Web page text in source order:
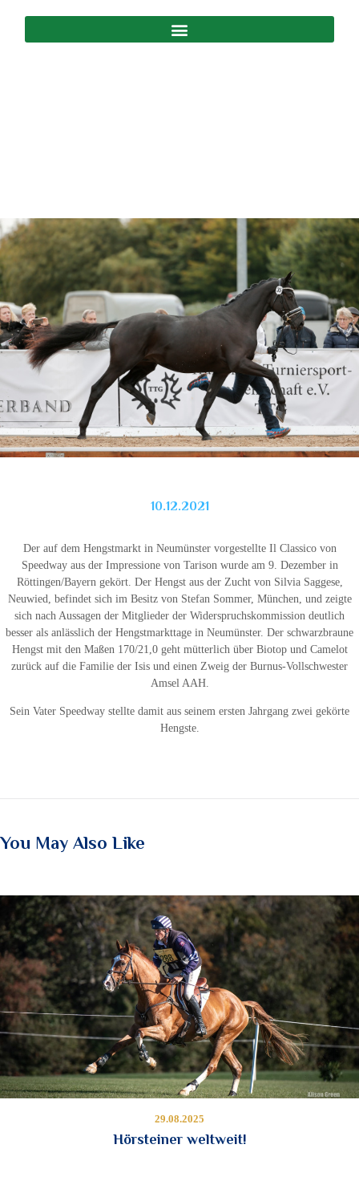
10.12.2021
Der auf dem Hengstmarkt in Neumünster vorgestellte Il Classico von
Speedway aus der Impressione von Tarison wurde am 9. Dezember in
Röttingen/Bayern gekört. Der Hengst aus der Zucht von Silvia Saggese,
Neuwied, befindet sich im Besitz von Stefan Sommer, München, und zeigte
sich nach Aussagen der Mitglieder der Widerspruchskommission deutlich
besser als anlässlich der Hengstmarkttage in Neumünster. Der schwarzbraune
Hengst mit den Maßen 170/21,0 geht mütterlich über Biotop und Camelot
zurück auf die Familie der Isis und einen Zweig der Burnus-Vollschwester
Amsel AAH.
Sein Vater Speedway stellte damit aus seinem ersten Jahrgang zwei gekörte
Hengste.
You May Also Like
29.08.2025
Hörsteiner weltweit!